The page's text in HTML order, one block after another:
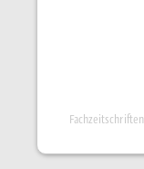
Fachzeitschriften